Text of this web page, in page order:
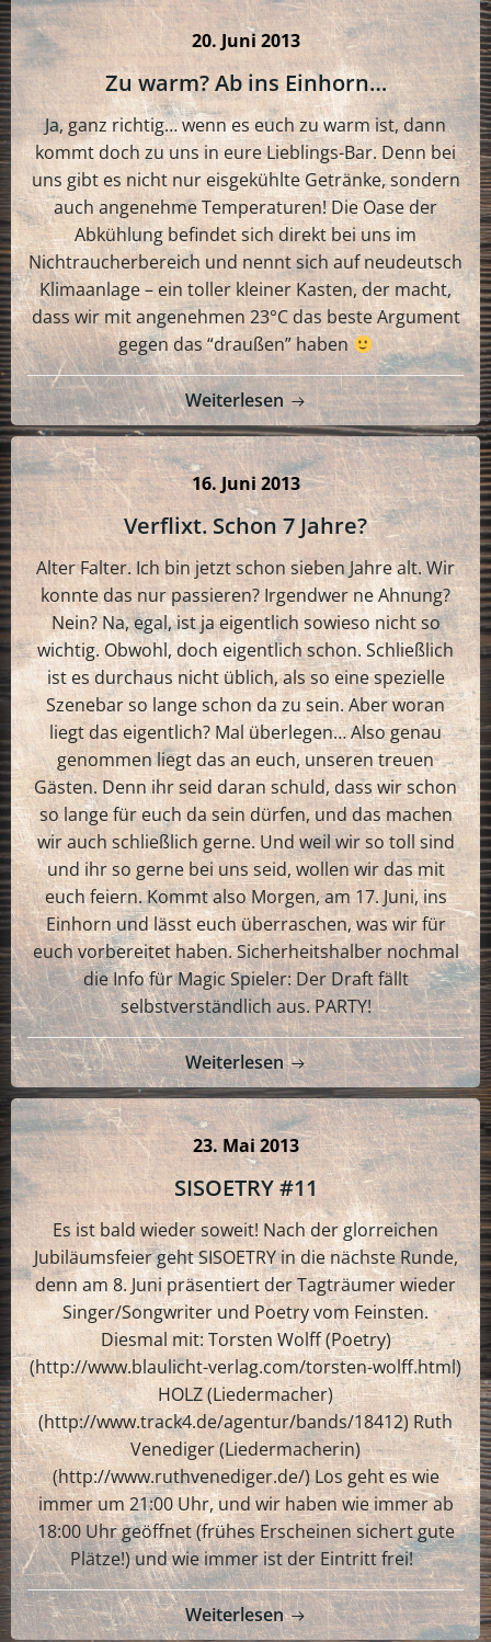
20. Juni 2013
Zu warm? Ab ins Einhorn…
Ja, ganz richtig… wenn es euch zu warm ist, dann
kommt doch zu uns in eure Lieblings-Bar. Denn bei
uns gibt es nicht nur eisgekühlte Getränke, sondern
auch angenehme Temperaturen! Die Oase der
Abkühlung befindet sich direkt bei uns im
Nichtraucherbereich und nennt sich auf neudeutsch
Klimaanlage – ein toller kleiner Kasten, der macht,
dass wir mit angenehmen 23°C das beste Argument
gegen das “draußen” haben
Weiterlesen
16. Juni 2013
Verflixt. Schon 7 Jahre?
Alter Falter. Ich bin jetzt schon sieben Jahre alt. Wir
konnte das nur passieren? Irgendwer ne Ahnung?
Nein? Na, egal, ist ja eigentlich sowieso nicht so
wichtig. Obwohl, doch eigentlich schon. Schließlich
ist es durchaus nicht üblich, als so eine spezielle
Szenebar so lange schon da zu sein. Aber woran
liegt das eigentlich? Mal überlegen… Also genau
genommen liegt das an euch, unseren treuen
Gästen. Denn ihr seid daran schuld, dass wir schon
so lange für euch da sein dürfen, und das machen
wir auch schließlich gerne. Und weil wir so toll sind
und ihr so gerne bei uns seid, wollen wir das mit
euch feiern. Kommt also Morgen, am 17. Juni, ins
Einhorn und lässt euch überraschen, was wir für
euch vorbereitet haben. Sicherheitshalber nochmal
die Info für Magic Spieler: Der Draft fällt
selbstverständlich aus. PARTY!
Weiterlesen
23. Mai 2013
SISOETRY #11
Es ist bald wieder soweit! Nach der glorreichen
Jubiläumsfeier geht SISOETRY in die nächste Runde,
denn am 8. Juni präsentiert der Tagträumer wieder
Singer/Songwriter und Poetry vom Feinsten.
Diesmal mit: Torsten Wolff (Poetry)
(http://www.blaulicht-verlag.com/torsten-wolff.html)
HOLZ (Liedermacher)
(http://www.track4.de/agentur/bands/18412) Ruth
Venediger (Liedermacherin)
(http://www.ruthvenediger.de/) Los geht es wie
immer um 21:00 Uhr, und wir haben wie immer ab
18:00 Uhr geöffnet (frühes Erscheinen sichert gute
Plätze!) und wie immer ist der Eintritt frei!
Weiterlesen